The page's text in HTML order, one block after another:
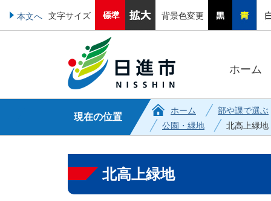
本文へ 文字サイズ 背景色変更
ホーム
現在の位置
ホーム
部や課で選ぶ
公園・緑地
北高上緑地
北高上緑地